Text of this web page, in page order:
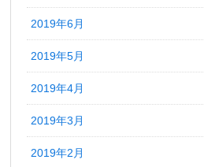
2019年6月
2019年5月
2019年4月
2019年3月
2019年2月